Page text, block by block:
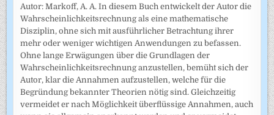
Autor: Markoff, A. A. In diesem Buch entwickelt der Autor die
Wahrscheinlichkeitsrechnung als eine mathematische
Disziplin, ohne sich mit ausführlicher Betrachtung ihrer
mehr oder weniger wichtigen Anwendungen zu befassen.
Ohne lange Erwägungen über die Grundlagen der
Wahrscheinlich­keitsrechnung anzustellen, bemüht sich der
Autor, klar die Annahmen auf­zustellen, welche für die
Begründung bekannter Theorien nötig sind. Gleichzeitig
vermeidet er nach Möglichkeit überflüssige Annahmen, auch